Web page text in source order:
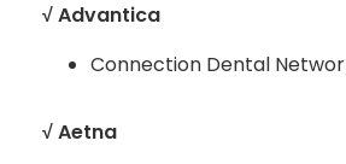
√ Advantica
Connection Dental Networ
√ Aetna